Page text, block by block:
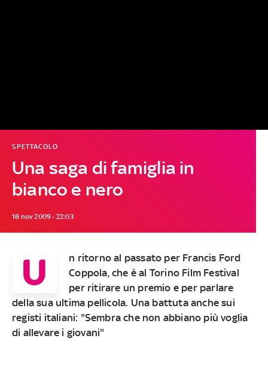
Una saga di famiglia in
bianco e nero
SPETTACOLO
18 nov 2009 - 22:03
U
n ritorno al passato per Francis Ford
Coppola, che è al Torino Film Festival
per ritirare un premio e per parlare
della sua ultima pellicola. Una battuta anche sui
registi italiani: "Sembra che non abbiano più voglia
di allevare i giovani"